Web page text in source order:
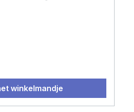
winkelmandje